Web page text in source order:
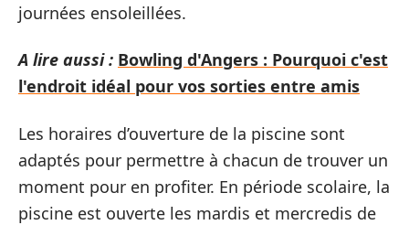
journées ensoleillées.
A lire aussi : Bowling d'Angers : Pourquoi c'est
l'endroit idéal pour vos sorties entre amis
Les horaires d’ouverture de la piscine sont
adaptés pour permettre à chacun de trouver un
moment pour en profiter. En période scolaire, la
piscine est ouverte les mardis et mercredis de